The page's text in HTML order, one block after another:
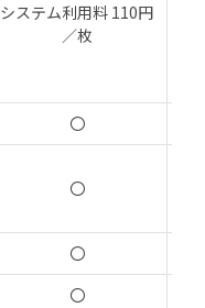
システム利用料 110円
／枚
〇
〇
〇
〇